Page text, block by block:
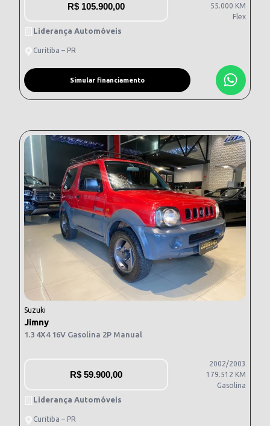
R$ 105.900,00
55.000 KM
Flex
Liderança Automóveis
Curitiba – PR
Simular financiamento
Suzuki
Jimny
1.3 4X4 16V Gasolina 2P Manual
R$ 59.900,00
2002/2003
179.512 KM
Gasolina
Liderança Automóveis
Curitiba – PR